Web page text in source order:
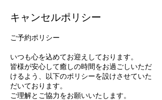
キャンセルポリシー
ご予約ポリシー
いつも心を込めてお迎えしております。
皆様が安心して癒しの時間をお過ごしいただ
けるよう、以下のポリシーを設けさせていた
だいております。
ご理解とご協力をお願いいたします。